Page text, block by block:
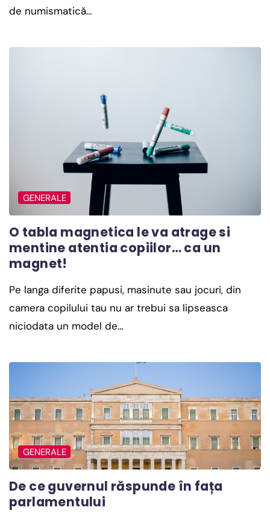
de numismatică…
GENERALE
O tabla magnetica le va atrage si
mentine atentia copiilor… ca un
magnet!
Pe langa diferite papusi, masinute sau jocuri, din
camera copilului tau nu ar trebui sa lipseasca
niciodata un model de…
GENERALE
De ce guvernul răspunde în fața
parlamentului